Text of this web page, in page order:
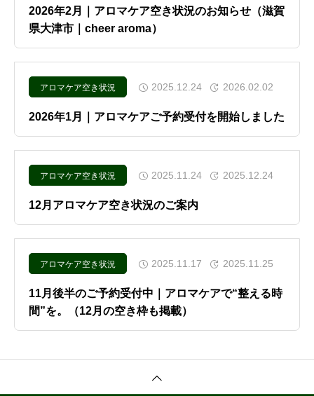
2026年2月｜アロマケア空き状況のお知らせ（滋賀
県大津市｜cheer aroma）
アロマケア空き状況 2025.12.24 2026.02.02
2026年1月｜アロマケアご予約受付を開始しました
アロマケア空き状況 2025.11.24 2025.12.24
12月アロマケア空き状況のご案内
アロマケア空き状況 2025.11.17 2025.11.25
11月後半のご予約受付中｜アロマケアで“整える時
間”を。（12月の空き枠も掲載）